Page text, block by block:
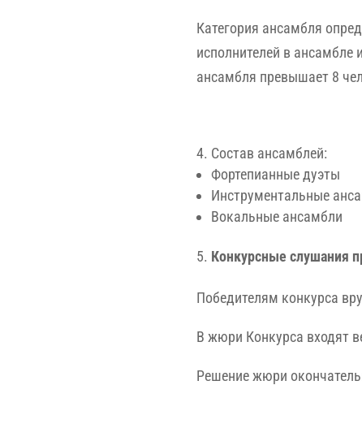
Категория ансамбля
исполнителей в ансамбле
ансамбля превышает 8
Состав ансамблей:
Фортепианные дуэты
Инструментальные
Вокальные ансамбли
Конкурсные слушания
Победителям конкурса
В жюри Конкурса входят
Решение жюри